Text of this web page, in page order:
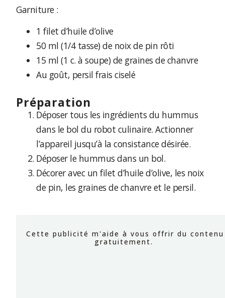
Garniture :
1 filet d’huile d’olive
50 ml (1/4 tasse) de noix de pin rôti
15 ml (1 c. à soupe) de graines de chanvre
Au goût, persil frais ciselé
préparation
Déposer tous les ingrédients du hummus
dans le bol du robot culinaire. Actionner
l’appareil jusqu’à la consistance désirée.
Déposer le hummus dans un bol.
Décorer avec un filet d’huile d’olive, les noix
de pin, les graines de chanvre et le persil.